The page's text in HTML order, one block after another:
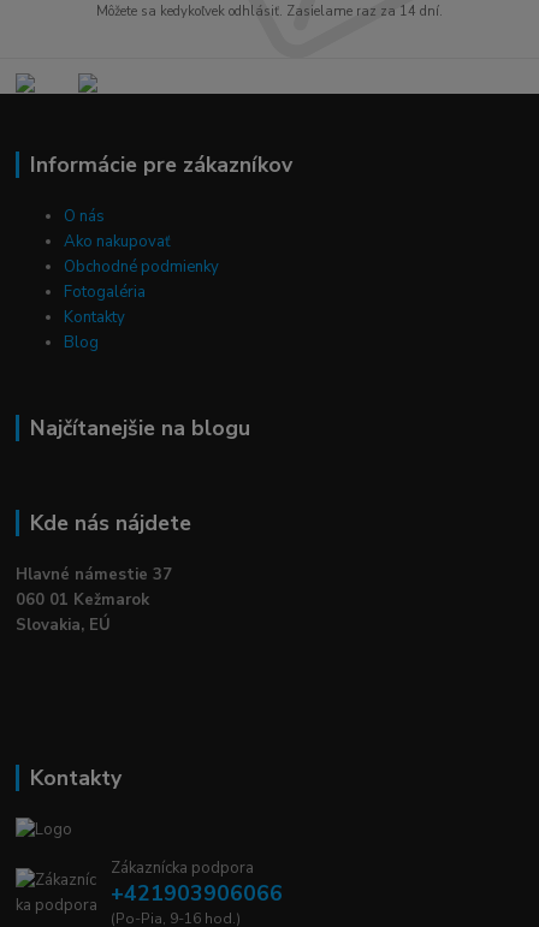
Môžete sa kedykoľvek odhlásiť. Zasielame raz za 14 dní.
Informácie pre zákazníkov
O nás
Ako nakupovať
Obchodné podmienky
Fotogaléria
Kontakty
Blog
Najčítanejšie na blogu
Kde nás nájdete
Hlavné námestie 37
060 01 Kežmarok
Slovakia, EÚ
Kontakty
Zákaznícka podpora
+421903906066
(Po-Pia, 9-16 hod.)